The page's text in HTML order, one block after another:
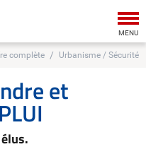
MENU
complète Urbanisme / Sécurité
et